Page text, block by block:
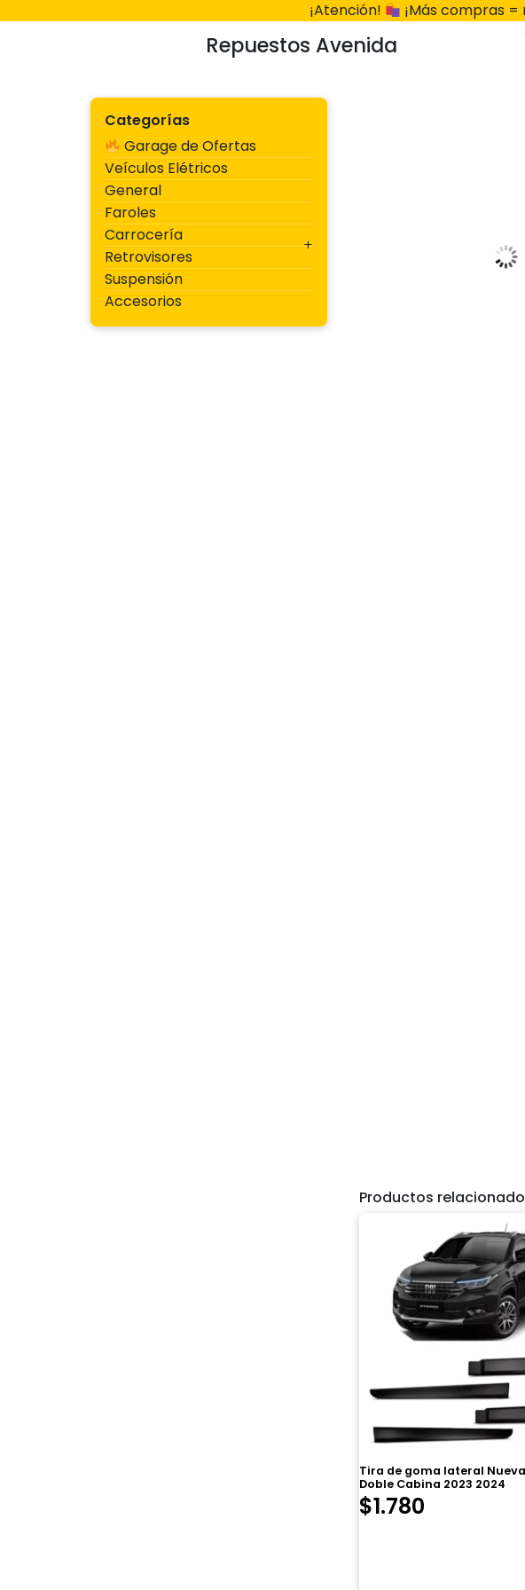
¡Atención! ¡Más compras
Repuestos Avenida
Categorías
Garage de Ofertas
Veículos Elétricos
General
Faroles
Carrocería
Retrovisores
Suspensión
Accesorios
Productos
Tira de goma lateral
Doble Cabina 2023 2024
$1.780